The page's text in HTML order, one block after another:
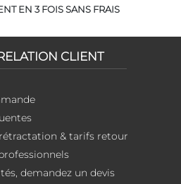
EN 3 FOIS SANS FRAIS
CLIENT
& tarifs retour
demandez un devis